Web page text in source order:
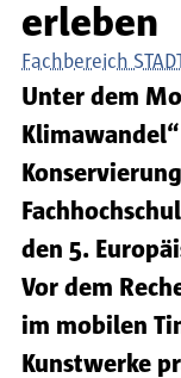
erleben
Fachbereich
Unter dem
den 5.
Vor dem
im mobilen
Kunstwerke